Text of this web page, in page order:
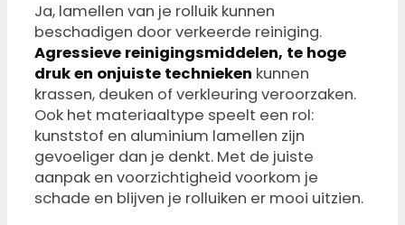
Ja, lamellen van je rolluik kunnen
beschadigen door verkeerde reiniging.
Agressieve reinigingsmiddelen, te hoge
druk en onjuiste technieken kunnen
krassen, deuken of verkleuring veroorzaken.
Ook het materiaaltype speelt een rol:
kunststof en aluminium lamellen zijn
gevoeliger dan je denkt. Met de juiste
aanpak en voorzichtigheid voorkom je
schade en blijven je rolluiken er mooi uitzien.